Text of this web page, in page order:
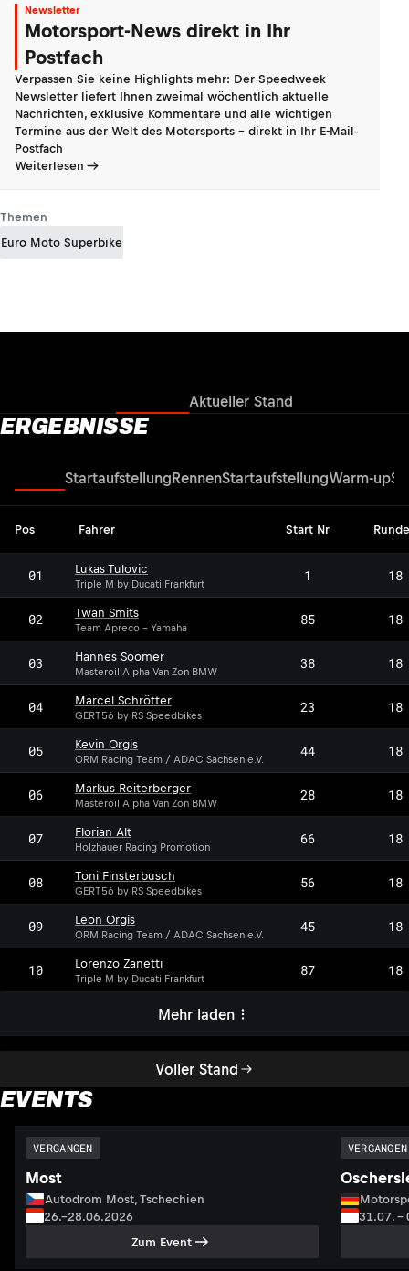
Newsletter
Motorsport-News direkt in Ihr
Postfach
Verpassen Sie keine Highlights mehr: Der Speedweek
Newsletter liefert Ihnen zweimal wöchentlich aktuelle
Nachrichten, exklusive Kommentare und alle wichtigen
Termine aus der Welt des Motorsports - direkt in Ihr E-Mail-
Postfach
Weiterlesen
Themen
Euro Moto Superbike
Aktueller Stand
ERGEBNISSE
Voller Stand
Startaufstellung RennenStartaufstellungWarm-up
Pos Fahrer Start Nr
01 Lukas Tulovic
Triple M by Ducati Frankfurt 1 18
02 Twan Smits
Team Apreco - Yamaha 85 18
03 Hannes Soomer
Masteroil Alpha Van Zon BMW 38 18
04 Marcel Schrötter
GERT56 by RS Speedbikes 23 18
05 Kevin Orgis
ORM Racing Team / ADAC Sachsen e.V. 44 18
06 Markus Reiterberger
Masteroil Alpha Van Zon BMW 28 18
07 Florian Alt
Holzhauer Racing Promotion 66 18
08 Toni Finsterbusch
GERT56 by RS Speedbikes 56 18
09 LO
Leon Orgis
ORM Racing Team / ADAC Sachsen e.V. 45 18
10 Lorenzo Zanetti
Triple M by Ducati Frankfurt 87 18
Mehr laden
EVENTS
VERGANGEN
Most
Autodrom Most, Tschechien
26.–28.06.2026
Zum Event
VERGANGEN
31.07. –